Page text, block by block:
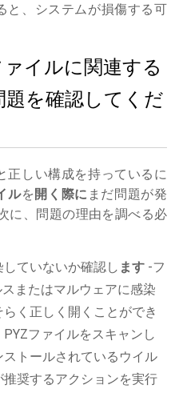
と、システムが損傷する可
イルに関連する
を確認してくだ
正しい構成を持っているに
ルを 開く際に まだ問題が発
に、問題の理由を調べる必
していないか確認し ます -フ
またはマルウェアに感染
く正しく開くことができ
ファイルをスキャンし
トールされているウイル
奨するアクションを実行